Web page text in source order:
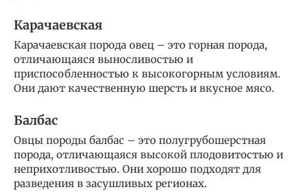
Карачаевская
Карачаевская порода овец – это горная порода,
отличающаяся выносливостью и
приспособленностью к высокогорным условиям.
Они дают качественную шерсть и вкусное мясо.
Балбас
Овцы породы балбас – это полугрубошерстная
порода, отличающаяся высокой плодовитостью и
неприхотливостью. Они хорошо подходят для
разведения в засушливых регионах.